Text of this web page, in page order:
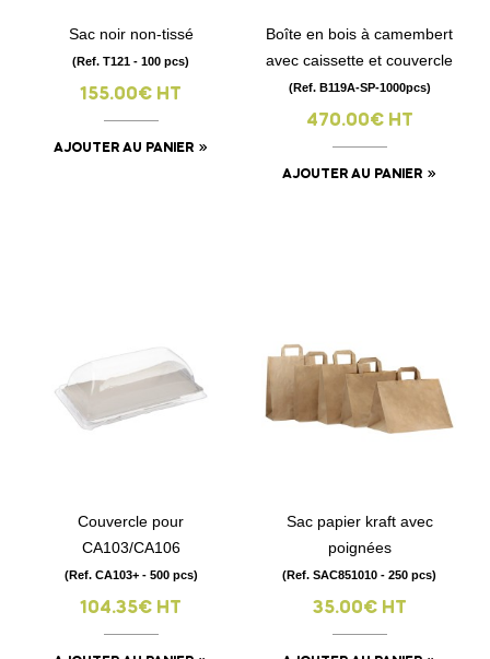
Sac noir non-tissé
(Ref. T121 - 100 pcs)
155.00€ HT
AJOUTER AU PANIER
Boîte en bois à camembert
avec caissette et couvercle
(Ref. B119A-SP-1000pcs)
470.00€ HT
AJOUTER AU PANIER
Couvercle pour
CA103/CA106
(Ref. CA103+ - 500 pcs)
104.35€ HT
Sac papier kraft avec
poignées
(Ref. SAC851010 - 250 pcs)
35.00€ HT